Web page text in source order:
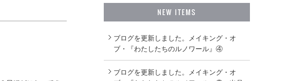
NEW ITEMS
ブログを更新しました。メイキング・オ
ブ・『わたしたちのルノワール』④
ブログを更新しました。メイキング・オ